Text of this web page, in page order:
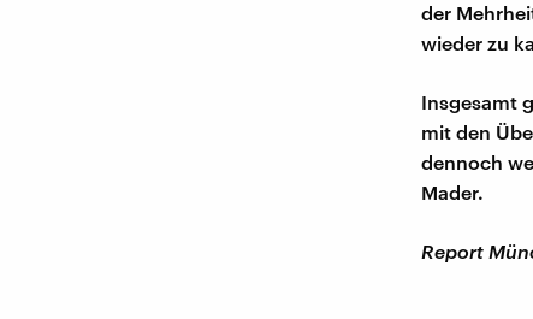
der
wieder zu
Insgesamt
mit den
dennoch
Mader.
Report